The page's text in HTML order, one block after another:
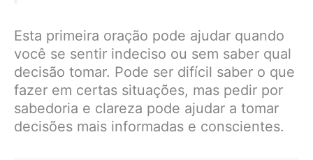
Esta primeira oração pode ajudar quando
você se sentir indeciso ou sem saber qual
decisão tomar. Pode ser difícil saber o que
fazer em certas situações, mas pedir por
sabedoria e clareza pode ajudar a tomar
decisões mais informadas e conscientes.